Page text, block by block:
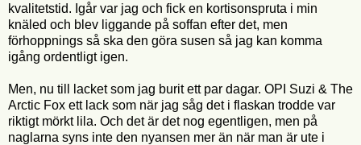
kvalitetstid. Igår var jag och fick en kortisonspruta i min
knäled och blev liggande på soffan efter det, men
förhoppnings så ska den göra susen så jag kan komma
igång ordentligt igen.
Men, nu till lacket som jag burit ett par dagar. OPI Suzi & The
Arctic Fox ett lack som när jag såg det i flaskan trodde var
riktigt mörkt lila. Och det är det nog egentligen, men på
naglarna syns inte den nyansen mer än när man är ute i